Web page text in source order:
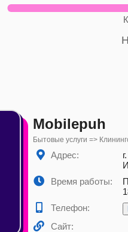
Mobilepuh
Бытовые услуги =>
Адрес:
Время работы:
Телефон:
Сайт: